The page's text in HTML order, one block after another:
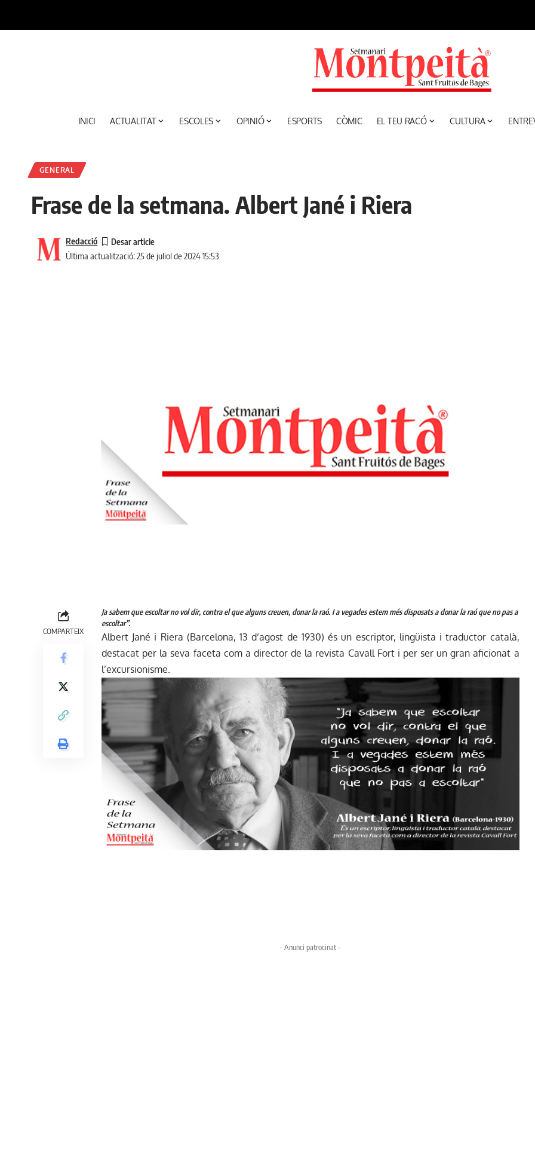
INICI ACTUALITAT ESCOLES OPINIÓ ESPORTS CÒMIC EL TEU RACÓ CULTURA
GENERAL
Frase de la setmana. Albert Jané i Riera
Última actualització: 25 de juliol de 2024 15:53
Redacció
COMPARTEIX
Ja sabem que escoltar no vol dir, contra el que alguns creuen, donar la raó. I a vegades estem més disposats a donar la raó que no pas a
escoltar”.
Albert Jané i Riera (Barcelona, 13 d’agost de 1930) és un escriptor, lingüista i traductor català,
destacat per la seva faceta com a director de la revista Cavall Fort i per ser un gran aficionat a
l’excursionisme.
- Anunci patrocinat -